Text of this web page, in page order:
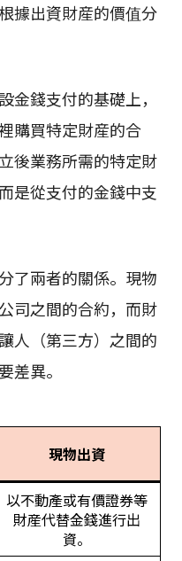
據出資財産的價值分
金錢支付的基礎上，
購買特定財産的合
後業務所需的特定財
是從支付的金錢中支
了兩者的關係。現物
司之間的合約，而財
人（第三方）之間的
差異。
現物出資
以不動產或有價證券等
財産代替金錢進行出
資。